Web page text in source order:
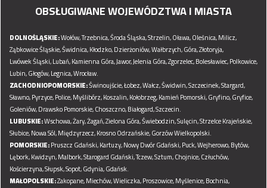
OBSŁUGIWANE WOJEWÓDZTWA I MIASTA
DOLNOŚLĄSKIE:Wołów,Trzebnica,Środa Śląska,Strzelin,Oława,Oleśnica,Milicz,
Ząbkowice Śląskie,Świdnica,Kłodzko,Dzierżoniów,Wałbrzych,Góra,Złotoryja,
Lwówek Śląski,Lubań,Kamienna Góra,Jawor,Jelenia Góra,Zgorzelec,Bolesławiec,Polkowice,
Lubin,Głogów,Legnica,Wrocław.
ZACHODNIOPOMORSKIE:Świnoujście,Łobez,Wałcz,Świdwin,Szczecinek,Stargard,
Sławno,Pyrzyce,Police,Myślibórz,Koszalin,Kołobrzeg,Kamień Pomorski,Gryfino,Gryfice,
Goleniów,Drawsko Pomorskie,Choszczno,Białogard,Szczecin.
LUBUSKIE:Wschowa,Żary,Żagań,Zielona Góra,Świebodzin,Sulęcin,Strzelce Krajeńskie,
Słubice,Nowa Sól,Międzyrzecz,Krosno Odrzańskie,Gorzów Wielkopolski.
POMORSKIE:Pruszcz Gdański,Kartuzy,Nowy Dwór Gdański,Puck,Wejherowo,Bytów,
Lębork,Kwidzyn,Malbork,Starogard Gdański,Tczew,Sztum,Chojnice,Człuchów,
Kościerzyna,Słupsk,Sopot,Gdynia,Gdańsk.
MAŁOPOLSKIE:Zakopane,Miechów,Wieliczka,Proszowice,Myślenice,Bochnia,